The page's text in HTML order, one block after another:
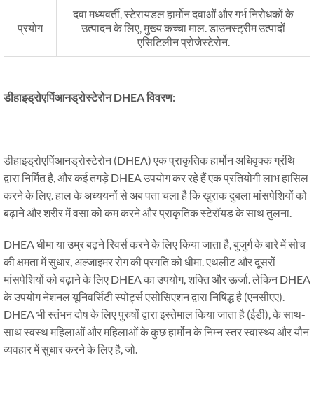
प्रयोग
दवा मध्यवर्ती, स्टेरायडल हार्मोन दवाओं और गर्भ निरोधकों के
उत्पादन के लिए, मुख्य कच्चा माल. डाउनस्ट्रीम उत्पादों
एसिटिलीन प्रोजेस्टेरोन.
डीहाइड्रोएपिंआनड्रोस्टेरोन DHEA विवरण:
डीहाइड्रोएपिंआनड्रोस्टेरोन (DHEA) एक प्राकृतिक हार्मोन अधिवृक्क ग्रंथि
द्वारा निर्मित है, और कई तगड़े DHEA उपयोग कर रहे हैं एक प्रतियोगी लाभ हासिल
करने के लिए. हाल के अध्ययनों से अब पता चला है कि खुराक दुबला मांसपेशियों को
बढ़ाने और शरीर में वसा को कम करने और प्राकृतिक स्टेरॉयड के साथ तुलना.
DHEA धीमा या उम्र बढ़ने रिवर्स करने के लिए किया जाता है, बुजुर्ग के बारे में सोच
की क्षमता में सुधार, अल्जाइमर रोग की प्रगति को धीमा. एथलीट और दूसरों
मांसपेशियों को बढ़ाने के लिए DHEA का उपयोग, शक्ति और ऊर्जा. लेकिन DHEA
के उपयोग नेशनल यूनिवर्सिटी स्पोर्ट्स एसोसिएशन द्वारा निषिद्ध है (एनसीएए).
DHEA भी स्तंभन दोष के लिए पुरुषों द्वारा इस्तेमाल किया जाता है (ईडी), के साथ-
साथ स्वस्थ महिलाओं और महिलाओं के कुछ हार्मोन के निम्न स्तर स्वास्थ्य और यौन
व्यवहार में सुधार करने के लिए है, जो.